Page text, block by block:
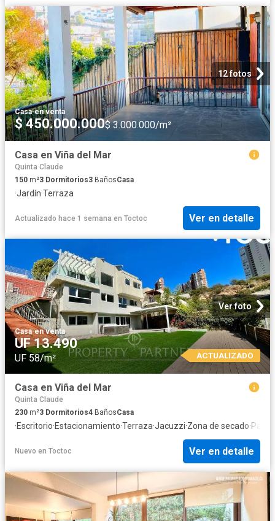
12 fotos
Casa·en venta
$ 450.000.000$ 3.000.000/m²
Casa en Viña del Mar
Quinta Claude
150 m²3 Dormitorios3 BañosCasa
·Jardín·Terraza
Actualizado hace 1 semana en Toctoc Ver en detalle
Ver foto
Casa·en venta
UF 13.490
UF 58/m² ACTUALIZADO
Casa en Viña del Mar
Quinta Claude
230 m²3 Dormitorios4 BañosCasa
·Escritorio·Estacionamiento·Terraza·Jacuzzi·Zona de secado·Patio
Nuevo en Toctoc Ver en detalle